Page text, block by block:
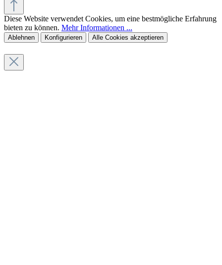
Diese Website verwendet Cookies, um eine bestmögliche Erfahrung
bieten zu können. Mehr Informationen ...
Ablehnen Konfigurieren Alle Cookies akzeptieren